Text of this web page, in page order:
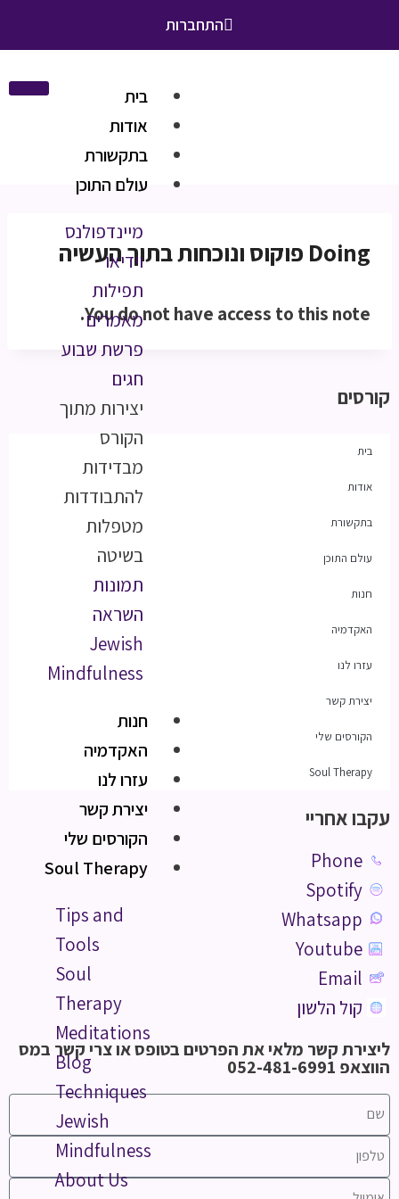
התחברות
בית
אודות
בתקשורת
עולם התוכן
מיינדפולנס
וידיאו
תפילות
מאמרים
פרשת שבוע
חגים
יצירות מתוך
הקורס
מבדידות
להתבודדות
מטפלות
בשיטה
תמונות
השראה
Jewish
Mindfulness
חנות
האקדמיה
עזרו לנו
יצירת קשר
הקורסים שלי
Soul Therapy
Tips and
Tools
Soul
Therapy
Meditations
Blog
Techniques
Jewish
Mindfulness
About Us
Doing פוקוס ונוכחות בתוך העשיה
You do not have access to this note.
קורסים
בית
אודות
בתקשורת
עולם התוכן
חנות
האקדמיה
עזרו לנו
יצירת קשר
הקורסים שלי
Soul Therapy
עקבו אחריי
Phone
Spotify
Whatsapp
Youtube
Email
קול הלשון
ליצירת קשר מלאי את הפרטים בטופס או צרי קשר במס
הווצאפ 052-481-6991